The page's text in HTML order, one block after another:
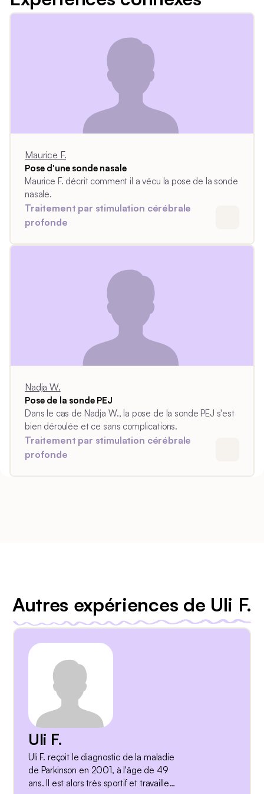
Maurice F.
Pose d'une sonde nasale
Maurice F. décrit comment il a vécu la pose de la sonde
nasale.
Traitement par stimulation cérébrale
profonde
Nadja W.
Pose de la sonde PEJ
Dans le cas de Nadja W., la pose de la sonde PEJ s'est
bien déroulée et ce sans complications.
Traitement par stimulation cérébrale
profonde
Autres expériences de Uli F.
Uli F.
Uli F. reçoit le diagnostic de la maladie
de Parkinson en 2001, à l'âge de 49
ans. Il est alors très sportif et travaille